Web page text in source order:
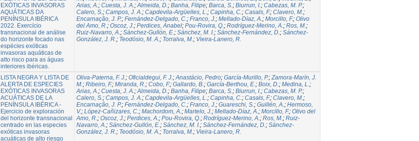
EXÓTICAS INVASORAS
AQUÁTICAS DA
PENÍNSULA IBÉRICA
2022. Exercício
transnacional de análise
do horizonte focado nas
espécies exóticas
invasoras aquáticas de
alto risco para as águas
interiores ibéricas.
Arias, A.; Cuesta, J. A.;Almeida, D.; Banha, Filipe; Barca, S.; Biurrun, I.; Cabezas, M. P.;
Calero, S.; Campos, J. A.; Capdevila-Argüelles, L.; Capinha, C.; Casals, F.; Clavero, M.;
Encarnação, J. P.; Fernández-Delgado, C.; Franco, J.; Mellado-Díaz, A.; Morcillo, F.; Olivo
del Amo, R.; Oscoz, J.; Perdices, Anabel; Pou-Rovira, Q.; Rodríguez-Merino, A.; Ros, M.;
Ruiz-Navarro, A.; Sánchez-Gullón, E.; Sánchez, M. I.; Sánchez-Fernández, D.; Sánchez-
González, J. R.; Teodósio, M. A.; Torralva, M.; Vieira-Lanero, R.
LISTA NEGRA Y LISTA DE
ALERTA DE ESPECIES
EXÓTICAS INVASORAS
ACUÁTICAS DE LA
PENÍNSULA IBÉRICA -
Ejercicio de exploración
del horizonte transnacional
centrado en las especies
exóticas invasoras
acuáticas de alto riesgo
Oliva-Paterna, F. J.; Oficialdegui, F. J.;Anastácio, Pedro; García-Murillo, P.;Zamora-Marín, J.
M.; Ribeiro, F.; Miranda, R.; Cobo, F.; Gallardo, B.; García-Berthou, E.; Boix, D.; Medina, L.;
Arias, A.; Cuesta, J. A.;Almeida, D.; Banha, Filipe; Barca, S.; Biurrun, I.; Cabezas, M. P.;
Calero, S.; Campos, J. A.; Capdevila-Argüelles, L.; Capinha, C.; Casals, F.; Clavero, M.;
Encarnação, J. P.; Fernández-Delgado, C.; Franco, J.; Guareschi, S.; Guillén, A.; Hermoso,
V.; López-Cañizares, C.; Machordom, A.; Martelo, J.; Mellado-Díaz, A.; Morcillo, F.; Olivo del
Amo, R.; Oscoz, J.; Perdices, A.; Pou-Rovira, Q.; Rodríguez-Merino, A.; Ros, M.; Ruiz-
Navarro, A.; Sánchez-Gullón, E.; Sánchez, M. I.; Sánchez-Fernández, D.; Sánchez-
González, J. R.; Teodósio, M. A.; Torralva, M.; Vieira-Lanero, R.